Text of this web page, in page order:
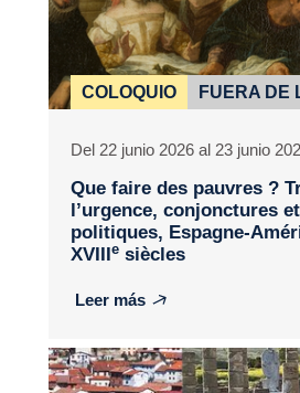
COLOQUIO FUERA DE
Del 22 junio 2026 al 23 junio
Que faire des pauvres ?
l’urgence, conjonctures
politiques, Espagne-
XVIIIe siècles
Leer más